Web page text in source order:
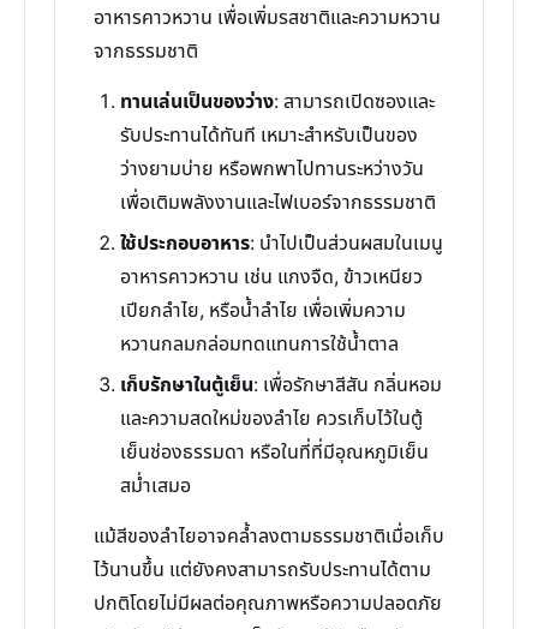
อาหารคาวหวาน เพื่อเพิ่มรสชาติและความหวาน
จากธรรมชาติ
ทานเล่นเป็นของว่าง: สามารถเปิดซองและ
รับประทานได้ทันที เหมาะสำหรับเป็นของ
ว่างยามบ่าย หรือพกพาไปทานระหว่างวัน
เพื่อเติมพลังงานและไฟเบอร์จากธรรมชาติ
ใช้ประกอบอาหาร: นำไปเป็นส่วนผสมในเมนู
อาหารคาวหวาน เช่น แกงจืด, ข้าวเหนียว
เปียกลำไย, หรือน้ำลำไย เพื่อเพิ่มความ
หวานกลมกล่อมทดแทนการใช้น้ำตาล
เก็บรักษาในตู้เย็น: เพื่อรักษาสีสัน กลิ่นหอม
และความสดใหม่ของลำไย ควรเก็บไว้ในตู้
เย็นช่องธรรมดา หรือในที่ที่มีอุณหภูมิเย็น
สม่ำเสมอ
แม้สีของลำไยอาจคล้ำลงตามธรรมชาติเมื่อเก็บ
ไว้นานขึ้น แต่ยังคงสามารถรับประทานได้ตาม
ปกติโดยไม่มีผลต่อคุณภาพหรือความปลอดภัย